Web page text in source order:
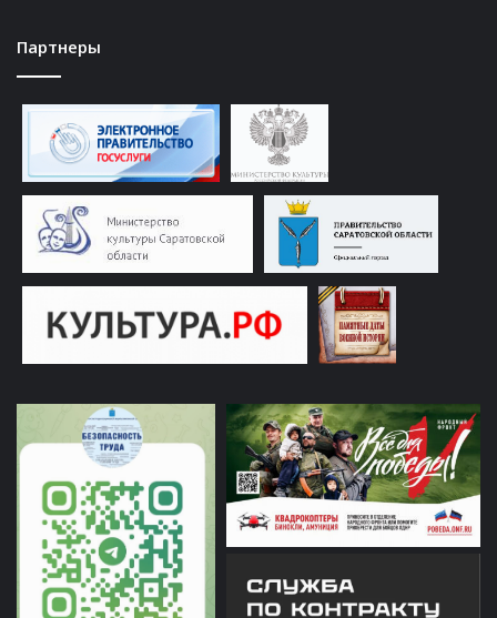
Партнеры